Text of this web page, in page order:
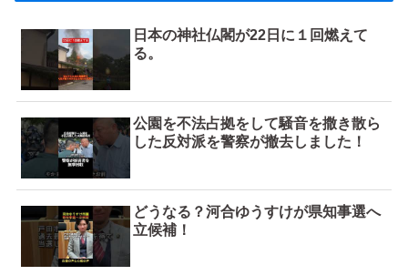
日本の神社仏閣が22日に１回燃えて
る。
公園を不法占拠をして騒音を撒き散ら
した反対派を警察が撤去しました！
どうなる？河合ゆうすけが県知事選へ
立候補！